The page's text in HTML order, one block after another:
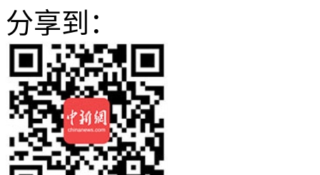
分享到：